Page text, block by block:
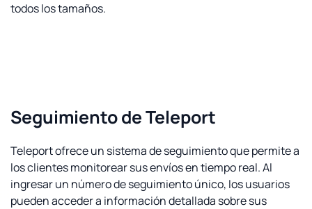
todos los tamaños.
Seguimiento de Teleport
Teleport ofrece un sistema de seguimiento que permite a
los clientes monitorear sus envíos en tiempo real. Al
ingresar un número de seguimiento único, los usuarios
pueden acceder a información detallada sobre sus